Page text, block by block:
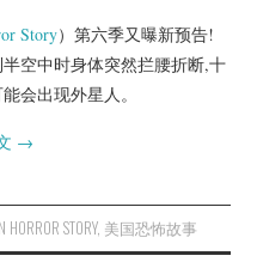
Story）第六季又曝新预告!
空中时身体突然拦腰折断,十
会出现外星人。
→
HORROR STORY, 美国恐怖故事